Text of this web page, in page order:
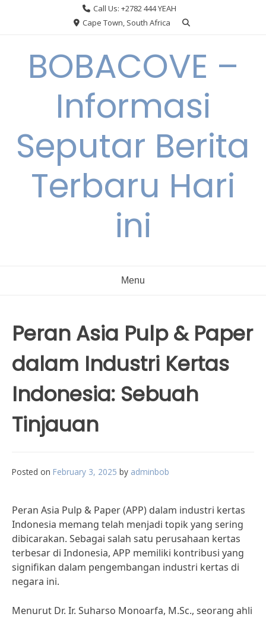
Call Us: +2782 444 YEAH
Cape Town, South Africa
BOBACOVE –
Informasi
Seputar Berita
Terbaru Hari
ini
Menu
Peran Asia Pulp & Paper
dalam Industri Kertas
Indonesia: Sebuah
Tinjauan
Posted on February 3, 2025 by adminbob
Peran Asia Pulp & Paper (APP) dalam industri kertas
Indonesia memang telah menjadi topik yang sering
dibicarakan. Sebagai salah satu perusahaan kertas
terbesar di Indonesia, APP memiliki kontribusi yang
signifikan dalam pengembangan industri kertas di
negara ini.
Menurut Dr. Ir. Suharso Monoarfa, M.Sc., seorang ahli